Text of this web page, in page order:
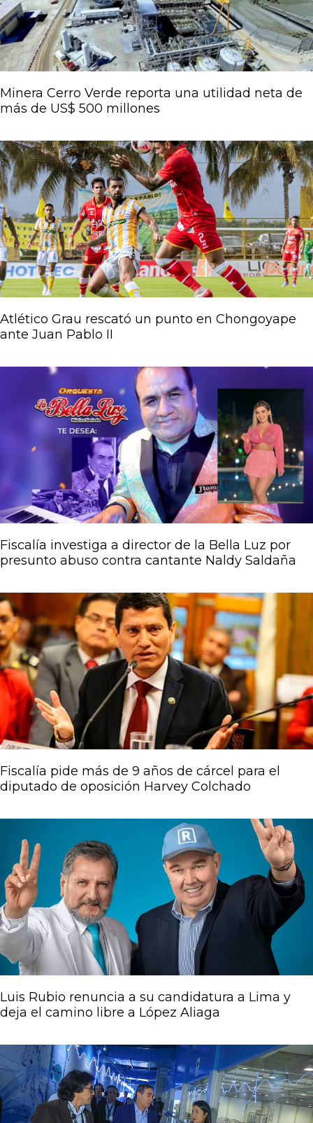
Minera Cerro Verde reporta una utilidad neta de
más de US$ 500 millones
Atlético Grau rescató un punto en Chongoyape
ante Juan Pablo II
Fiscalía investiga a director de la Bella Luz por
presunto abuso contra cantante Naldy Saldaña
Fiscalía pide más de 9 años de cárcel para el
diputado de oposición Harvey Colchado
Luis Rubio renuncia a su candidatura a Lima y
deja el camino libre a López Aliaga